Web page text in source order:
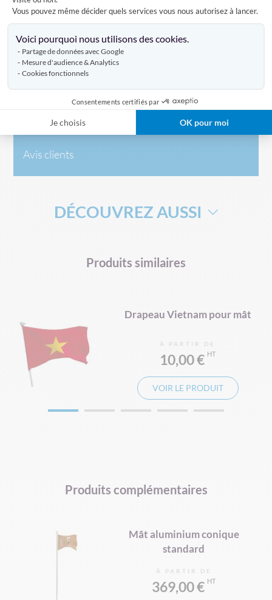
Vous pouvez même décider quels services vous nous autorisez à lancer.
Voici pourquoi nous utilisons des cookies.
Partage de données avec Google
Mesure d'audience & Analytics
Cookies fonctionnels
Consentements certifiés par
Je choisis OK pour moi
mât, il est important de positionner la partie bleue vers le
Caractéristiques
Avis clients
DÉCOUVREZ AUSSI
MÂT TÉLÉSCOPIQUE POUR DRAPEAU
Produits similaires
Drapeau Vietnam pour mât
À PARTIR DE
10,00 €
VOIR LE PRODUIT
Produits complémentaires
Mât aluminium conique
standard
À PARTIR DE
369,00 €